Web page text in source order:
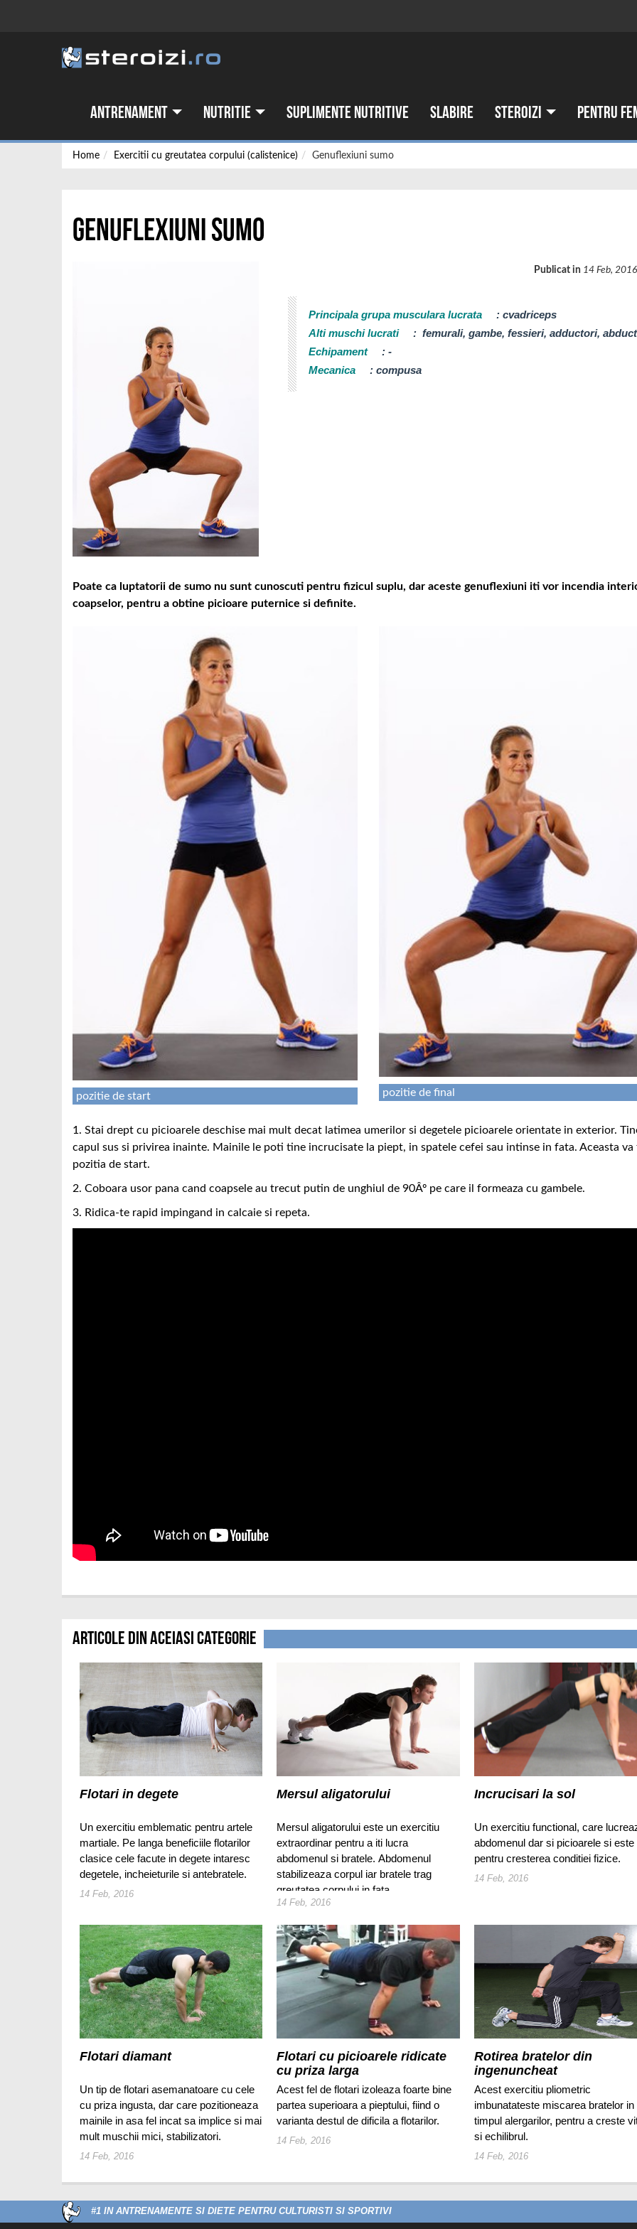
Antrenament Nutritie Suplimente nutritive Slabire Steroizi Pentru
Home Exercitii cu greutatea corpului (calistenice) Genuflexiuni sumo
Genuflexiuni sumo
Publicat in 14 Feb, 2016
Principala grupa musculara lucrata :cvadriceps
Alti muschi lucrati
: femurali, gambe, fessieri, adductori,
Echipament
:-
Mecanica
:compusa
Poate ca luptatorii de sumo nu sunt cunoscuti pentru fizicul suplu, dar aceste genuflexiuni iti vor incendia
coapselor, pentru a obtine picioare puternice si definite.
pozitie de start pozitie de final
1. Stai drept cu picioarele deschise mai mult decat latimea umerilor si degetele picioarele orientate in exterior.
capul sus si privirea inainte. Mainile le poti tine incrucisate la piept, in spatele cefei sau intinse in fata. Aceasta va
pozitia de start.
2. Coboara usor pana cand coapsele au trecut putin de unghiul de 90Âº pe care il formeaza cu gambele.
3. Ridica-te rapid impingand in calcaie si repeta.
Articole din aceiasi categorie
Flotari in degete
Un exercitiu emblematic pentru artele
martiale. Pe langa beneficiile flotarilor
clasice cele facute in degete intaresc
degetele, incheieturile si antebratele.
14 Feb, 2016
Mersul aligatorului
Mersul aligatorului este un exercitiu
extraordinar pentru a iti lucra
abdomenul si bratele. Abdomenul
stabilizeaza corpul iar bratele trag
greutatea corpului in fata.
14 Feb, 2016
Incrucisari la sol
Un exercitiu functional, care
abdomenul dar si picioarele si este
pentru cresterea conditiei fizice.
14 Feb, 2016
Flotari diamant
Un tip de flotari asemanatoare cu cele
cu priza ingusta, dar care pozitioneaza
mainile in asa fel incat sa implice si mai
mult muschii mici, stabilizatori.
14 Feb, 2016
Flotari cu picioarele ridicate
cu priza larga
Acest fel de flotari izoleaza foarte bine
partea superioara a pieptului, fiind o
varianta destul de dificila a flotarilor.
14 Feb, 2016
Rotirea bratelor din
ingenuncheat
Acest exercitiu pliometric
imbunatateste miscarea bratelor in
timpul alergarilor, pentru a creste
si echilibrul.
14 Feb, 2016
#1 IN ANTRENAMENTE SI DIETE PENTRU CULTURISTI SI SPORTIVI